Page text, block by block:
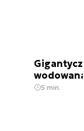
5 min.